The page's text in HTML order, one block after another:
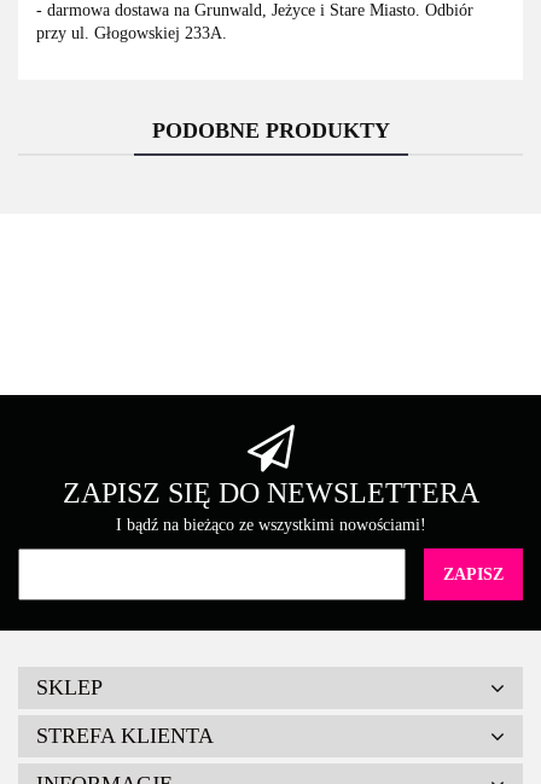
- darmowa dostawa na Grunwald, Jeżyce i Stare Miasto. Odbiór
przy ul. Głogowskiej 233A.
PODOBNE PRODUKTY
Brother
ZAPISZ SIĘ DO NEWSLETTERA
I bądź na bieżąco ze wszystkimi nowościami!
SKLEP
STREFA KLIENTA